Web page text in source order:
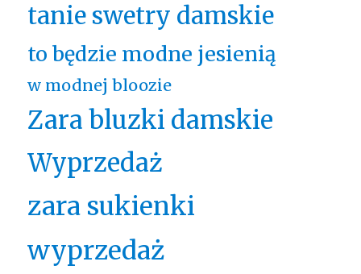
tanie swetry damskie
to będzie modne jesienią
w modnej bloozie
Zara bluzki damskie
Wyprzedaż
zara sukienki
wyprzedaż